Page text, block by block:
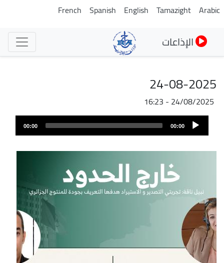
تجاوز
Arabic
Tamazight
English
Spanish
French
الإذاعات
24-08-2025
24/08/2025 - 16:23
ملف
الصوت
Audio
Player
00:00
00:00